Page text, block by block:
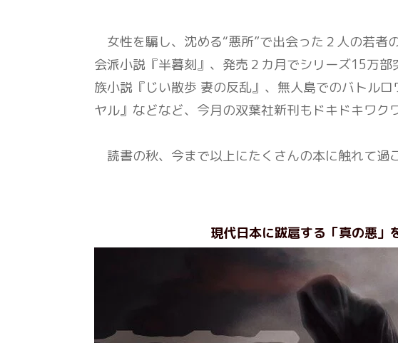
女性を騙し、沈める“悪所”で出会った２人の若者
会派小説『半暮刻』、発売２カ月でシリーズ15万
族小説『じい散歩 妻の反乱』、無人島でのバトル
ヤル』などなど、今月の双葉社新刊もドキドキワク
読書の秋、今まで以上にたくさんの本に触れて過
現代日本に跋扈する「真の悪」